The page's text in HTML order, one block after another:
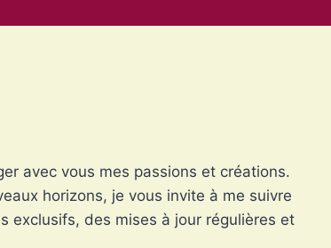
avec vous mes passions et créations.
horizons, je vous invite à me suivre
exclusifs, des mises à jour régulières et